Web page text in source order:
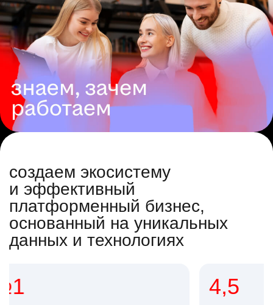
создаем экосистему
и эффективный
платформенный бизнес,
основанный на уникальных
данных и технологиях
4,5